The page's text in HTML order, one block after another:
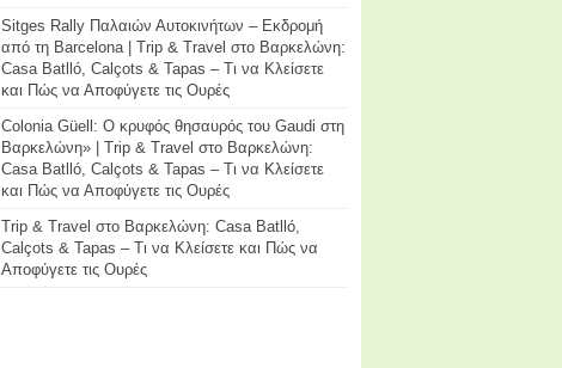
Sitges Rally Παλαιών Αυτοκινήτων – Εκδρομή
από τη Barcelona | Trip & Travel στο Βαρκελώνη:
Casa Batlló, Calçots & Tapas – Τι να Κλείσετε
και Πώς να Αποφύγετε τις Ουρές
Colonia Güell: Ο κρυφός θησαυρός του Gaudi στη
Βαρκελώνη» | Trip & Travel στο Βαρκελώνη:
Casa Batlló, Calçots & Tapas – Τι να Κλείσετε
και Πώς να Αποφύγετε τις Ουρές
Trip & Travel στο Βαρκελώνη: Casa Batlló,
Calçots & Tapas – Τι να Κλείσετε και Πώς να
Αποφύγετε τις Ουρές